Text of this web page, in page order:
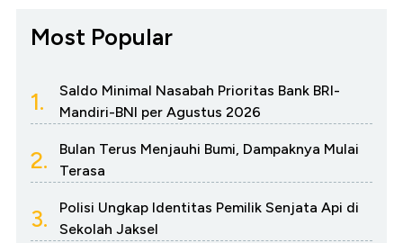
Most Popular
1.
Saldo Minimal Nasabah Prioritas Bank BRI-
Mandiri-BNI per Agustus 2026
2.
Bulan Terus Menjauhi Bumi, Dampaknya Mulai
Terasa
3.
Polisi Ungkap Identitas Pemilik Senjata Api di
Sekolah Jaksel